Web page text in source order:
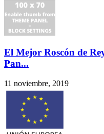
El Mejor Roscón de
Pan...
11 noviembre, 2019